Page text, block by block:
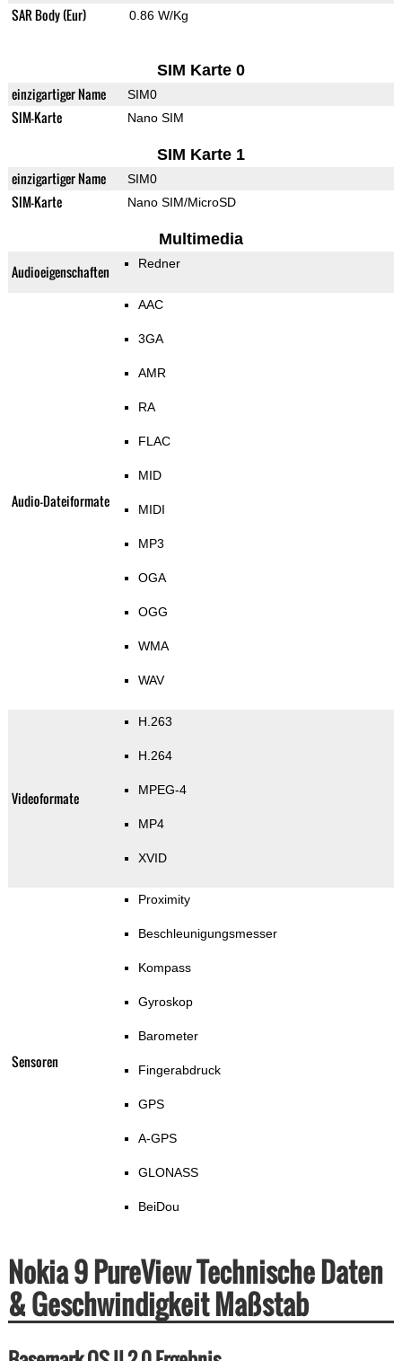
SAR Body (Eur) 0.86 W/Kg
SIM Karte 0
einzigartiger Name SIM0
SIM-Karte Nano SIM
SIM Karte 1
einzigartiger Name SIM0
SIM-Karte Nano SIM/MicroSD
Multimedia
Audioeigenschaften Redner
Audio-Dateiformate
AAC
3GA
AMR
RA
FLAC
MID
MIDI
MP3
OGA
OGG
WMA
WAV
Videoformate
H.263
H.264
MPEG-4
MP4
XVID
Sensoren
Proximity
Beschleunigungsmesser
Kompass
Gyroskop
Barometer
Fingerabdruck
GPS
A-GPS
GLONASS
BeiDou
Nokia 9 PureView Technische Daten
& Geschwindigkeit Maßstab